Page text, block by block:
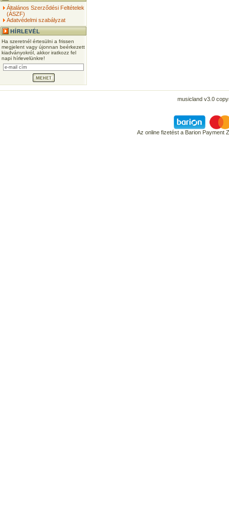
Általános Szerződési Feltételek
(ÁSZF)
Adatvédelmi szabályzat
Ha szeretnél értesülni a frissen
megjelent vagy újonnan beérkezett
kiadványokról, akkor iratkozz fel
napi hírlevelünkre!
musicland v3.0
Az online fizetést a Barion Payment